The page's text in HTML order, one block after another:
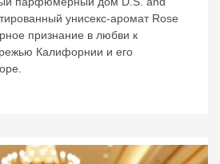
унисекс-аромат Rose
признание в любви к
Калифорнии и его